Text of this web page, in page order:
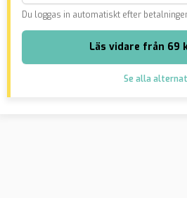
Du loggas in automatiskt efter
Läs vidare från 69
Se alla